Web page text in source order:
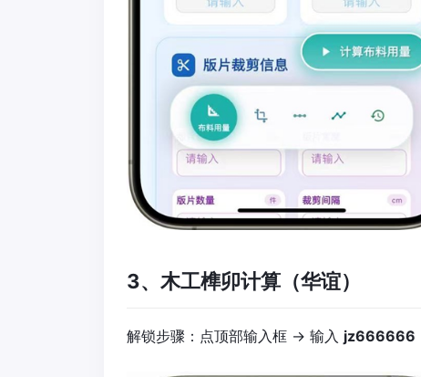
3、木工榫卯计算（华谊）
解锁步骤：点顶部输入框 → 输入 jz666666